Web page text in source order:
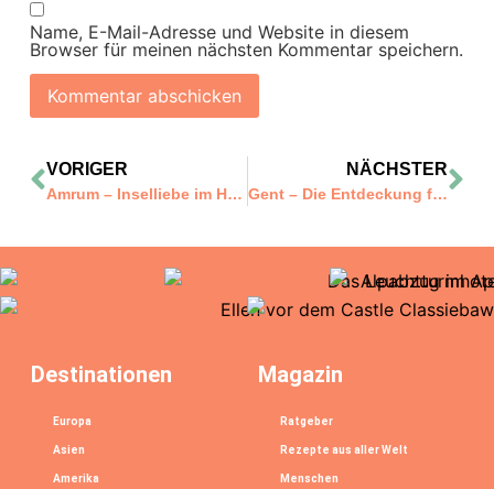
Name, E-Mail-Adresse und Website in diesem
Browser für meinen nächsten Kommentar speichern.
VORIGER
Amrum – Inselliebe im Herbst
NÄCHSTER
Gent – Die Entdeckung für ein romantisches Wochenende!
Destinationen
Europa
Asien
Amerika
Magazin
Ratgeber
Rezepte aus aller Welt
Menschen